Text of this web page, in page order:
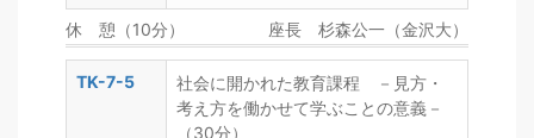
休 憩（10分） 座長 杉森公一（金沢大）
TK-7-5
社会に開かれた教育課程 －見方・
考え方を働かせて学ぶことの意義－
（30分）